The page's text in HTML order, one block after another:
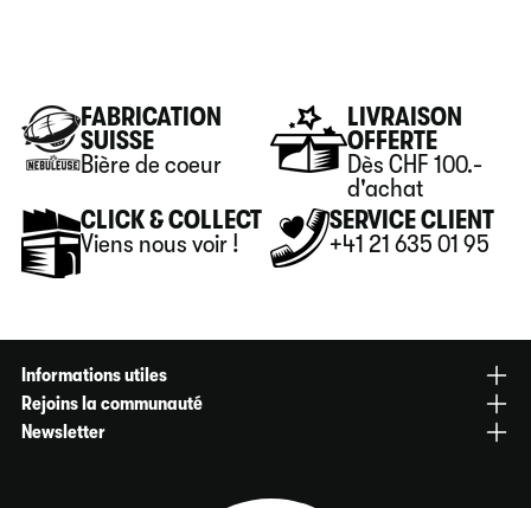
FABRICATION
SUISSE
Bière de coeur
LIVRAISON
OFFERTE
Dès CHF 100.-
d'achat
CLICK & COLLECT
Viens nous voir !
SERVICE CLIENT
+41 21 635 01 95
Informations utiles
Blog
Encyclopédie des bières
Rejoins la communauté
Newsletter